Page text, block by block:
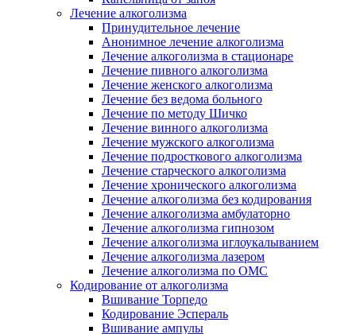
Лечение алкоголизма
Принудительное лечение
Анонимное лечение алкоголизма
Лечение алкоголизма в стационаре
Лечение пивного алкоголизма
Лечение женского алкоголизма
Лечение без ведома больного
Лечение по методу Шичко
Лечение винного алкоголизма
Лечение мужского алкоголизма
Лечение подросткового алкоголизма
Лечение старческого алкоголизма
Лечение хронического алкоголизма
Лечение алкоголизма без кодирования
Лечение алкоголизма амбулаторно
Лечение алкоголизма гипнозом
Лечение алкоголизма иглоукалыванием
Лечение алкоголизма лазером
Лечение алкоголизма по ОМС
Кодирование от алкоголизма
Вшивание Торпедо
Кодирование Эспераль
Вшивание ампулы